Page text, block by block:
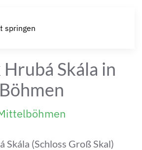
springen
Skála in
Böhmen
Skála (Schloss Groß Skal)